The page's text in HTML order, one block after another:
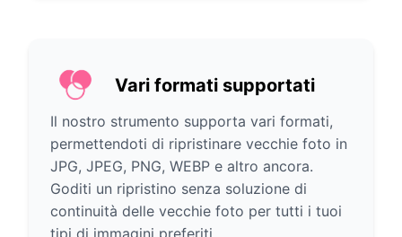
Vari formati supportati
Il nostro strumento supporta vari formati,
permettendoti di ripristinare vecchie foto in
JPG, JPEG, PNG, WEBP e altro ancora.
Goditi un ripristino senza soluzione di
continuità delle vecchie foto per tutti i tuoi
tipi di immagini preferiti